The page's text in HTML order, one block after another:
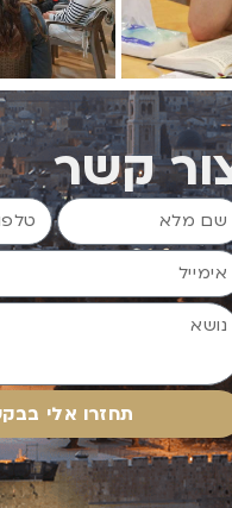
קשר
תחזרו אלי